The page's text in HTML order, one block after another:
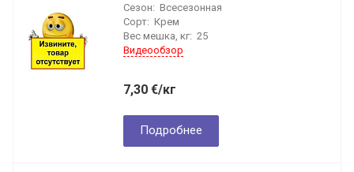
Сезон: Всесезонная
Сорт: Крем
Вес мешка, кг: 25
Видеообзор
7,30 €/кг
Подробнее